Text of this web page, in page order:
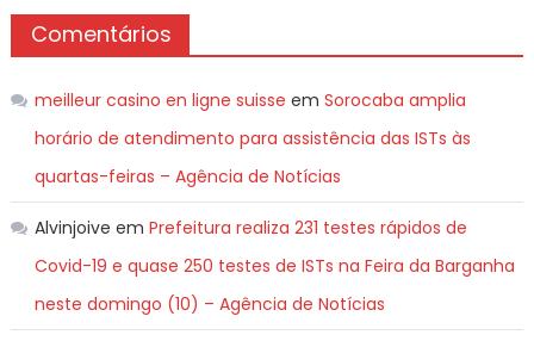
Comentários
meilleur casino en ligne suisse em Sorocaba amplia
horário de atendimento para assistência das ISTs às
quartas-feiras – Agência de Notícias
Alvinjoive em Prefeitura realiza 231 testes rápidos de
Covid-19 e quase 250 testes de ISTs na Feira da Barganha
neste domingo (10) – Agência de Notícias